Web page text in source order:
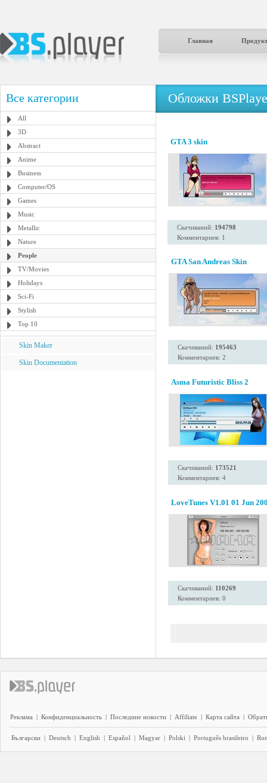
Главная
Все категории
All
3D
Abstract
Anime
Business
Computer/OS
Games
Music
Metallic
Nature
People
TV/Movies
Holidays
Sci-Fi
Stylish
Top 10
Skin Maker
Skin Documentation
Обложки
GTA 3 skin
Скачиваний: 194798
Комментариев: 1
GTA San Andreas Skin
Скачиваний: 195463
Комментариев: 2
Asma Futuristic Bliss 2
Скачиваний: 173521
Комментариев: 4
LoveTunes V1.01 01 Jun
Скачиваний: 110269
Комментариев: 0
Реклама | Конфиденциальность | Последние новости | Affiliate | Карта сайта |
Български | Deutsch | English | Español | Magyar | Polski | Português brasileiro |